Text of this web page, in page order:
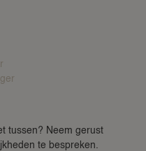
tussen? Neem gerust
te bespreken.